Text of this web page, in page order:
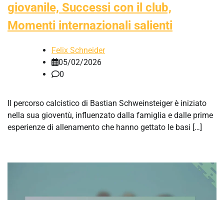
giovanile, Successi con il club,
Momenti internazionali salienti
Felix Schneider
05/02/2026
0
Il percorso calcistico di Bastian Schweinsteiger è iniziato
nella sua gioventù, influenzato dalla famiglia e dalle prime
esperienze di allenamento che hanno gettato le basi […]